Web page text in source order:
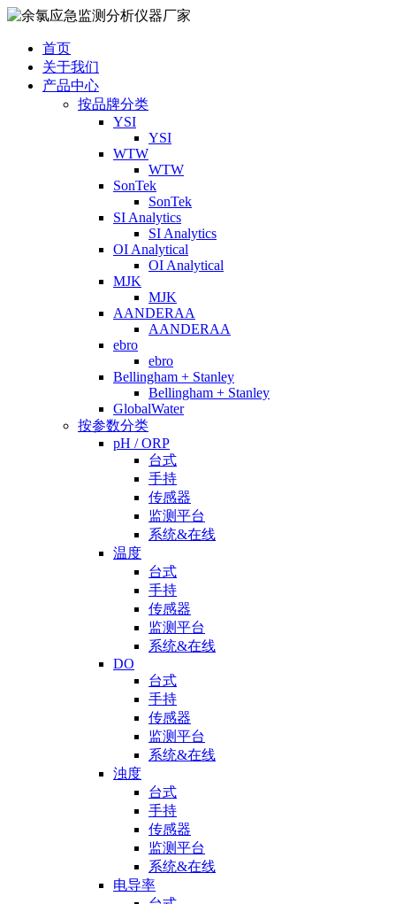
首页
关于我们
产品中心
按品牌分类
YSI
YSI
WTW
WTW
SonTek
SonTek
SI Analytics
SI Analytics
OI Analytical
OI Analytical
MJK
MJK
AANDERAA
AANDERAA
ebro
ebro
Bellingham + Stanley
Bellingham + Stanley
GlobalWater
按参数分类
pH / ORP
台式
手持
传感器
监测平台
系统&在线
温度
台式
手持
传感器
监测平台
系统&在线
DO
台式
手持
传感器
监测平台
系统&在线
浊度
台式
手持
传感器
监测平台
系统&在线
电导率